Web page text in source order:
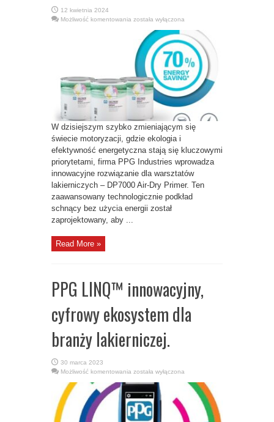
12 kwietnia 2024
Możliwość komentowania Nowa
Oszczędzania
Energii
Warsztatach
Samochodowych:
Prezentujemy
podkład
DP7000
Air-
Dry
Primer
została wyłączona
W dzisiejszym szybko zmieniającym się
świecie motoryzacji, gdzie ekologia i
efektywność energetyczna stają się kluczowymi
priorytetami, firma PPG Industries wprowadza
innowacyjne rozwiązanie dla warsztatów
lakierniczych – DP7000 Air-Dry Primer. Ten
zaawansowany technologicznie podkład
schnący bez użycia energii został
zaprojektowany, aby ...
Read More »
PPG LINQ™ innowacyjny,
cyfrowy ekosystem dla
branży lakierniczej.
30 marca 2023
Możliwość komentowania PPG
innowacyjny,
cyfrowy
ekosystem
dla
branży
lakierniczej.
została wyłączona